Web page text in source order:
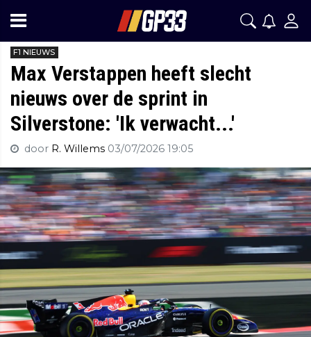
F1 NIEUWS
Max Verstappen heeft slecht
nieuws over de sprint in
Silverstone: 'Ik verwacht...'
door R. Willems 03/07/2026 19:05